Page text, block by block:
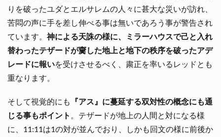
りを破ったユダとエルサレムの人々に甚大な災いが訪れ、
苦悶の声に手を差し伸べる事は無いであろう事が警告され
ています。 神による天誅の様に、ミラーハウスで己と入れ
替わったテザードが齎した地上と地下の秩序を破ったアデ
レードに報いを受けさせるべく、粛正を率いるレッドとも
重なります。
そして視覚的にも 『アス』に蔓延する双対性の概念にも通
じる事もポイント
。テザードが地上の人間と対になる様
に、11:11は1の対が並んでおり、しかも回文の様に前後か